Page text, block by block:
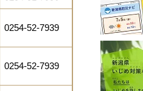
0254-52-7939
0254-52-7939